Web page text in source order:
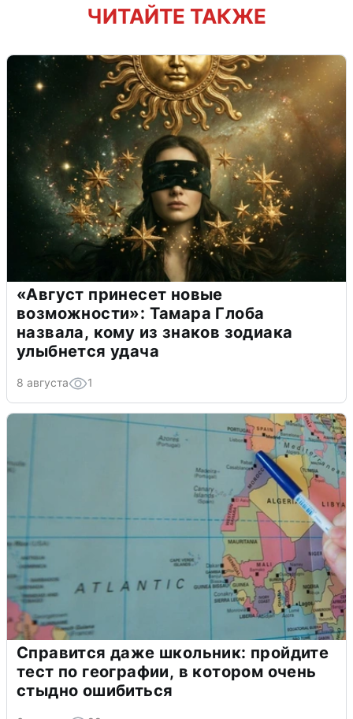
ЧИТАЙТЕ ТАКЖЕ
«Август принесет новые
возможности»: Тамара Глоба
назвала, кому из знаков зодиака
улыбнется удача
8 августа 1
Справится даже школьник: пройдите
тест по географии, в котором очень
стыдно ошибиться